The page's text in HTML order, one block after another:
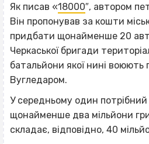
Як писав «18000″, автором
Він пропонував за кошти
придбати щонайменше 20
Черкаської бригади
батальйони якої нині воюють
Вугледаром.
У середньому один
щонайменше два мільйони
складає, відповідно, 40